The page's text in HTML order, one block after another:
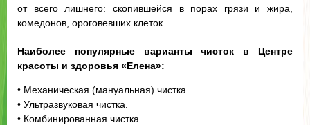
от всего лишнего: скопившейся в порах грязи и жира,
комедонов, ороговевших клеток.
Наиболее популярные варианты чисток в Центре
красоты и здоровья «Елена»:
• Механическая (мануальная) чистка.
• Ультразвуковая чистка.
• Комбинированная чистка.